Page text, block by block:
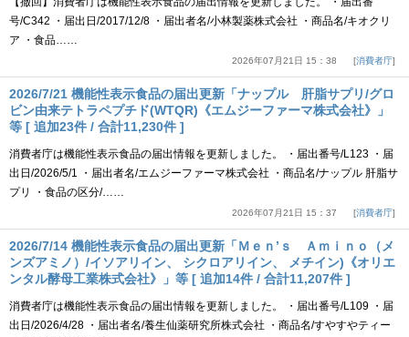
号/C342 ・届出日/2017/12/8 ・届出者名/小林製薬株式会社 ・商品名/キオクリ
ア ・食品……
2026年07月21日 15：38 消費者庁
2026/7/21 機能性表示食品の届出更新「ナップル 肝脂サプリ/グロ
ビン由来テトラペプチド(WTQR)《エムジーファーマ株式会社》」
等 [ 追加23件 / 合計11,230件 ]
消費者庁は機能性表示食品の届出情報を更新しました。 ・届出番号/L123 ・届
出日/2026/5/1 ・届出者名/エムジーファーマ株式会社 ・商品名/ナップル 肝脂サ
プリ ・食品の区分/……
2026年07月21日 15：37 消費者庁
2026/7/14 機能性表示食品の届出更新「Ｍｅｎ’ｓ Ａｍｉｎｏ（メ
ンズアミノ）/イソアリイン、 シクロアリイン、 メチイン)《オリエ
ンタル酵母工業株式会社》」等 [ 追加14件 / 合計11,207件 ]
消費者庁は機能性表示食品の届出情報を更新しました。 ・届出番号/L109 ・届
出日/2026/4/28 ・届出者名/養生仙薬研究所株式会社 ・商品名/すやすやティー